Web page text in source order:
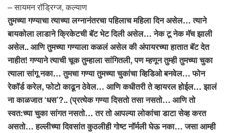
– सायमन रॉड्रिग्ज, कल्याण
तुमच्या गण्याचा त्याच्या लग्नानंतरचा पहिलाच महिला दिन असेल… त्याने
बायकोला लाडाने क्रिकेटची बॅट भेट दिली असेल… नेक टू नेक मॅच झाली
असेल.. आणि तुमच्या गण्याला कळलं असेल की अंपायरच्या हातात बॅट देत
नाहीत! गण्याने त्याची चूक तुम्हाला सांगितली, पण म्हणून तुम्ही तुमच्या चुका
त्याला सांगू नका… तुमचा गण्या तुमच्या चुकांचा व्हिडिओ बनवेल… फोन
रेकॉर्ड करेल, फोटो काढून ठेवेल… आणि कधीतरी ते व्हायरल होईल… झालं
ना काळजात ‘धस’?.. (प्रत्येक गण्या दिसतो तसा नसतो… आणि तो
स्वत:च्या चुका सांगत नसतो… तर तो आपल्या लोकांचा डाटा सेव्ह करत
असतो… हल्लीच्या दिवसांत कुठलीही गोष्ट नॉर्मली घेऊ नका… जसा आम्ही